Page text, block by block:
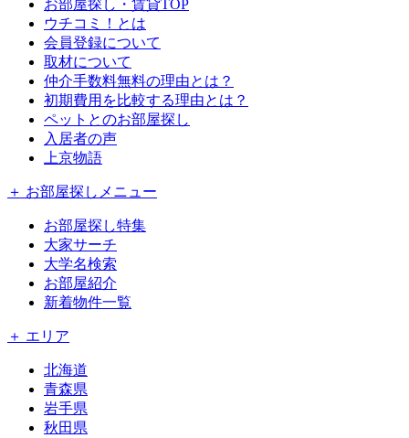
お部屋探し・賃貸TOP
ウチコミ！とは
会員登録について
取材について
仲介手数料無料の理由とは？
初期費用を比較する理由とは？
ペットとのお部屋探し
入居者の声
上京物語
＋ お部屋探しメニュー
お部屋探し特集
大家サーチ
大学名検索
お部屋紹介
新着物件一覧
＋ エリア
北海道
青森県
岩手県
秋田県